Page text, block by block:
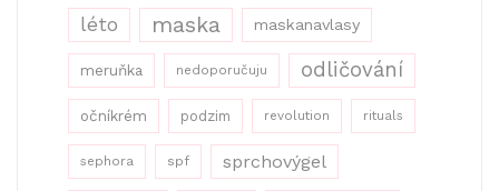
léto maska maskanavlasy
meruňka nedoporučuju odličování
očníkrém podzim revolution rituals
sephora spf sprchovýgel